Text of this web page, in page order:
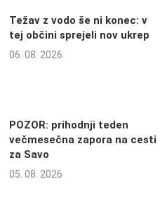
Težav z vodo še ni konec: v
tej občini sprejeli nov ukrep
06. 08. 2026
POZOR: prihodnji teden
večmesečna zapora na cesti
za Savo
05. 08. 2026